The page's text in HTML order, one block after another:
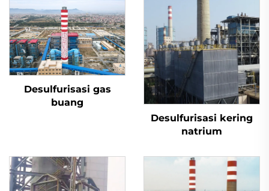
Desulfurisasi gas
buang
Desulfurisasi kering
natrium